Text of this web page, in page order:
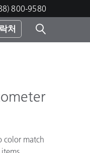
800-9580
처
color match